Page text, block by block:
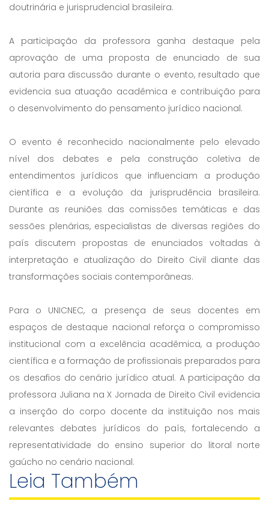
doutrinária e jurisprudencial brasileira.
A participação da professora ganha destaque pela
aprovação de uma proposta de enunciado de sua
autoria para discussão durante o evento, resultado que
evidencia sua atuação acadêmica e contribuição para
o desenvolvimento do pensamento jurídico nacional.
O evento é reconhecido nacionalmente pelo elevado
nível dos debates e pela construção coletiva de
entendimentos jurídicos que influenciam a produção
científica e a evolução da jurisprudência brasileira.
Durante as reuniões das comissões temáticas e das
sessões plenárias, especialistas de diversas regiões do
país discutem propostas de enunciados voltadas à
interpretação e atualização do Direito Civil diante das
transformações sociais contemporâneas.
Para o UNICNEC, a presença de seus docentes em
espaços de destaque nacional reforça o compromisso
institucional com a excelência acadêmica, a produção
científica e a formação de profissionais preparados para
os desafios do cenário jurídico atual. A participação da
professora Juliana na X Jornada de Direito Civil evidencia
a inserção do corpo docente da instituição nos mais
relevantes debates jurídicos do país, fortalecendo a
representatividade do ensino superior do litoral norte
gaúcho no cenário nacional.
Leia Também